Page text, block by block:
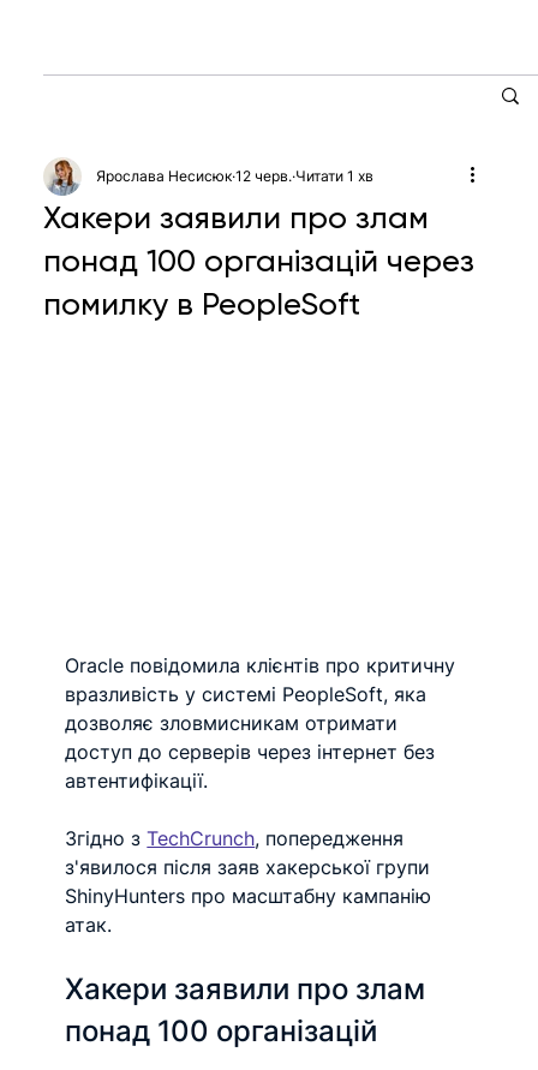
Хакери заявили про злам
понад 100 організацій через
помилку в PeopleSoft
Ярослава Несисюк 12 черв. Читати 1 хв
Oracle повідомила клієнтів про критичну
вразливість у системі PeopleSoft, яка
дозволяє зловмисникам отримати
доступ до серверів через інтернет без
автентифікації.
Згідно з TechCrunch, попередження
з'явилося після заяв хакерської групи
ShinyHunters про масштабну кампанію
атак.
Хакери заявили про злам
понад 100 організацій